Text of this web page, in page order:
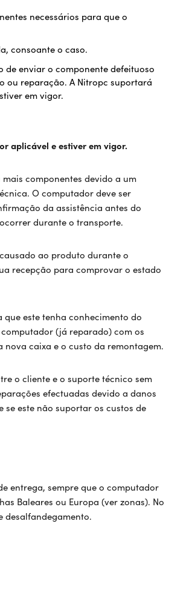
necessários para que o
consoante o caso.
de enviar o componente defeituoso
ou reparação. A Nitropc suportará
em vigor.
aplicável e estiver em vigor.
componentes devido a um
O computador deve ser
da assistência antes do
durante o transporte.
ao produto durante o
recepção para comprovar o estado
este tenha conhecimento do
(já reparado) com os
nova caixa e o custo da remontagem.
o cliente e o suporte técnico sem
efectuadas devido a danos
este não suportar os custos de
entrega, sempre que o computador
Baleares ou Europa (ver zonas). No
desalfandegamento.